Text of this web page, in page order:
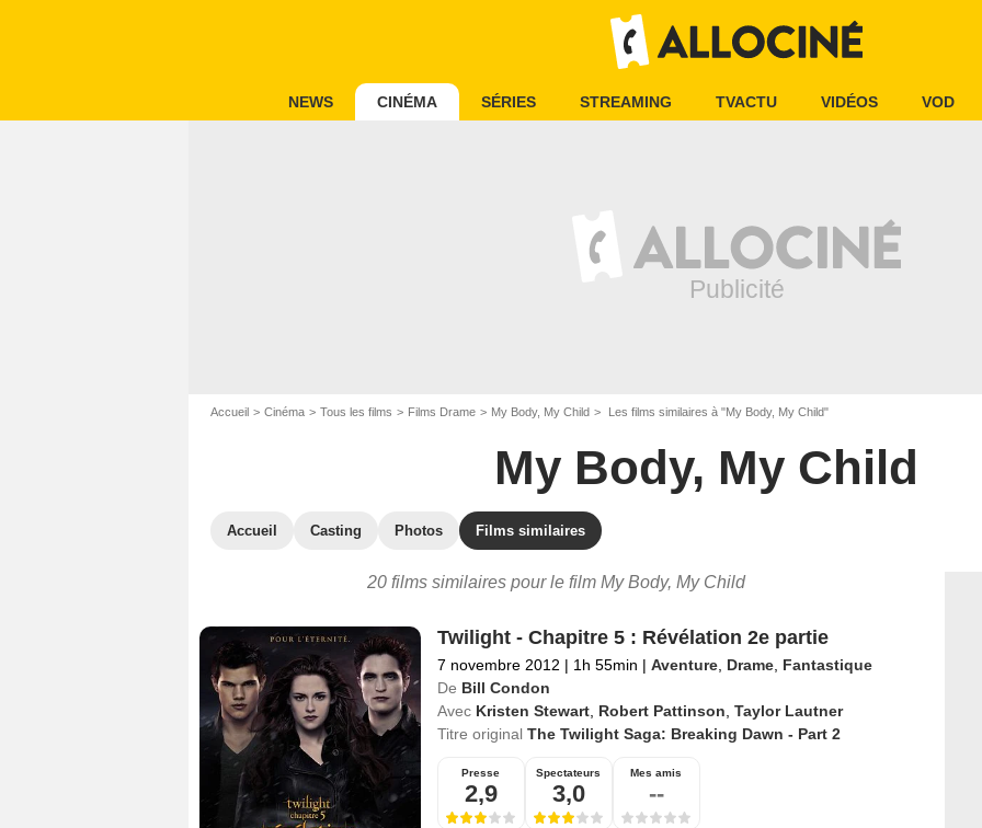
NEWS CINÉMA SÉRIES STREAMING TVACTU VIDÉOS VOD
Accueil Cinéma Tous les films Films Drame My Body, My Child Les films similaires à "My Body, My Child"
My Body, My Child
Accueil Casting Photos Films similaires
20 films similaires pour le film My Body, My Child
Twilight - Chapitre 5 : Révélation 2e partie
7 novembre 2012 | 1h 55min | Aventure, Drame, Fantastique
De Bill Condon
Avec Kristen Stewart, Robert Pattinson Taylor Lautner
Titre original The Twilight Saga: Breaking Dawn - Part 2
Presse
2,9
Spectateurs
3,0
Mes amis
--